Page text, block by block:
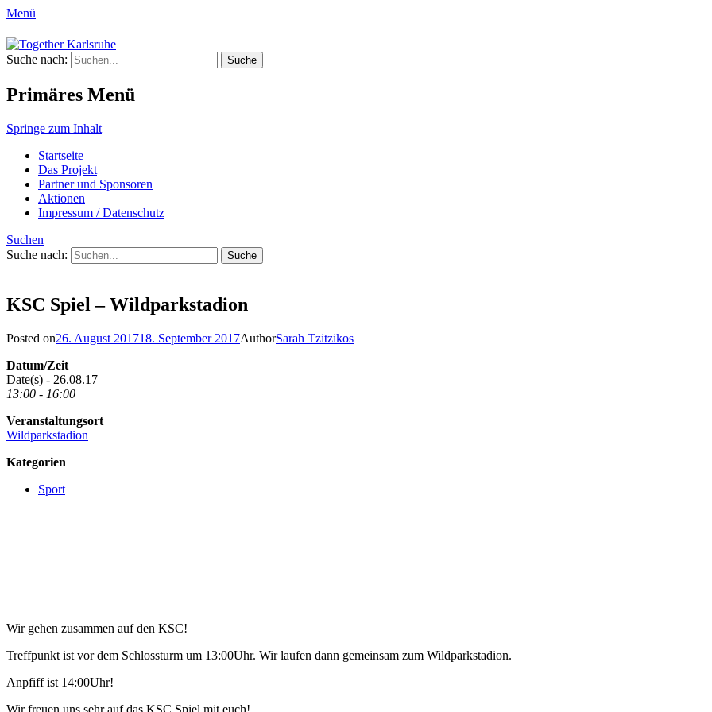
Menü
Together Karlsruhe
Integration von jungen Menschen mit Fluchterfahrung und Migrationshintergrund
Suche nach:
Primäres Menü
Springe zum Inhalt
Startseite
Das Projekt
Partner und Sponsoren
Aktionen
Impressum / Datenschutz
Suchen
Suche nach:
KSC Spiel – Wildparkstadion
Posted on26. August 201718. September 2017AuthorSarah Tzitzikos
Datum/Zeit
Date(s) - 26.08.17
13:00 - 16:00
Veranstaltungsort
Wildparkstadion
Kategorien
Sport
Wir gehen zusammen auf den KSC!
Treffpunkt ist vor dem Schlossturm um 13:00Uhr. Wir laufen dann gemeinsam zum Wildparkstadion.
Anpfiff ist 14:00Uhr!
Wir freuen uns sehr auf das KSC Spiel mit euch!